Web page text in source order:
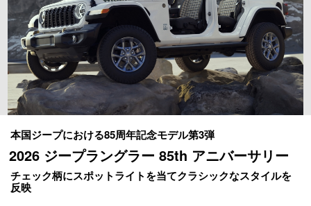
本国ジープにおける85周年記念モデル第3弾
2026 ジープラングラー 85th アニバーサリー
チェック柄にスポットライトを当てクラシックなスタイルを
反映